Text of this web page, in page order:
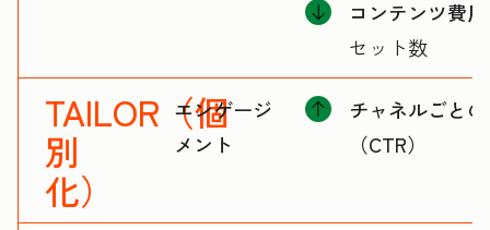
コンテンツ費用
セット数
TAILOR（個
別
化）
エンゲージ
メント
チャネルごと
（CTR）